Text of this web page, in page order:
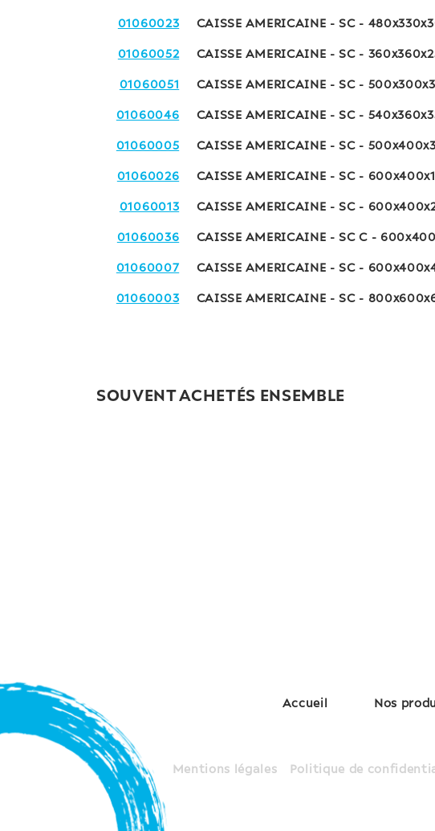
01060023 CAISSE AMERICAINE - SC -
01060052 CAISSE AMERICAINE - SC -
01060051 CAISSE AMERICAINE - SC -
01060046 CAISSE AMERICAINE - SC -
01060005 CAISSE AMERICAINE - SC -
01060026 CAISSE AMERICAINE - SC -
01060013 CAISSE AMERICAINE - SC -
01060036 CAISSE AMERICAINE - SC C -
01060007 CAISSE AMERICAINE - SC -
01060003 CAISSE AMERICAINE - SC -
SOUVENT ACHETÉS ENSEMBLE
Accueil Nos
Mentions légales Politique de